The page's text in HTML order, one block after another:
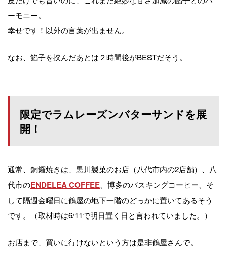
ーモニー。
幸せです！以外の言葉が出ません。
なお、餡子を挟んだあとは２時間後がBESTだそう。
限定でラムレーズンバターサンドを展
開！
通常、銅鑼焼きは、黒川製菓のお店（八代市内の2店舗）、八
代市のENDELEA COFFEE 、博多のバスキングコーヒー、そ
して隔週金曜日に鶴屋の地下一階のどっかに置いてあるそう
です。（取材時は6/11で明日置く日と言われていました。）
お店まで、買いに行けないという方は是非鶴屋さんで。